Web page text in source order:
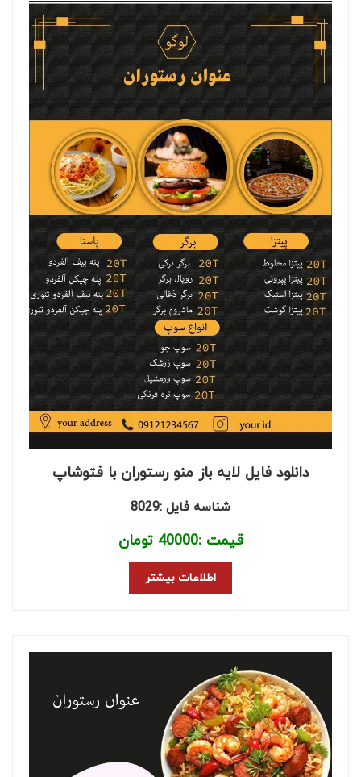
دانلود فایل لایه باز منو رستوران با فتوشاپ
شناسه فایل :8029
قیمت :40000 تومان
اطلاعات بیشتر